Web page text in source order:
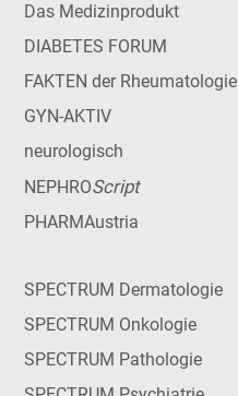
Das Medizinprodukt
DIABETES FORUM
FAKTEN der Rheumatologie
GYN-AKTIV
neurologisch
NEPHROScript
PHARMAustria
SPECTRUM Dermatologie
SPECTRUM Onkologie
SPECTRUM Pathologie